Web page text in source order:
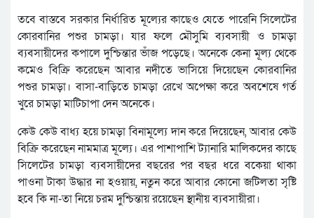
তবে বাস্তবে সরকার নির্ধারিত মূল্যের কাছেও যেতে পারেনি সিলেটের
কোরবানির পশুর চামড়া। যার ফলে মৌসুমি ব্যবসায়ী ও চামড়া
ব্যবসায়ীদের কপালে দুশ্চিন্তার ভাঁজ পড়েছে। অনেকে কেনা মূল্য থেকে
কমেও বিক্রি করেছেন আবার নদীতে ভাসিয়ে দিয়েছেন কোরবানির
পশুর চামড়া। বাসা-বাড়িতে চামড়া রেখে অপেক্ষা করে অবশেষে গর্ত
খুরে চামড়া মাটিচাপা দেন অনেকে।
কেউ কেউ বাধ্য হয়ে চামড়া বিনামূল্যে দান করে দিয়েছেন, আবার কেউ
বিক্রি করেছেন নামমাত্র মূল্যে। এর পাশাপাশি ট্যানারি মালিকদের কাছে
সিলেটের চামড়া ব্যবসায়ীদের বছরের পর বছর ধরে বকেয়া থাকা
পাওনা টাকা উদ্ধার না হওয়ায়, নতুন করে আবার কোনো জটিলতা সৃষ্টি
হবে কি না-তা নিয়ে চরম দুশ্চিন্তায় রয়েছেন স্থানীয় ব্যবসায়ীরা।